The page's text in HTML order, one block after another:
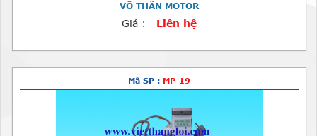
VÕ THÂN MOTOR
Giá : Liên hệ
Mã SP : MP-19